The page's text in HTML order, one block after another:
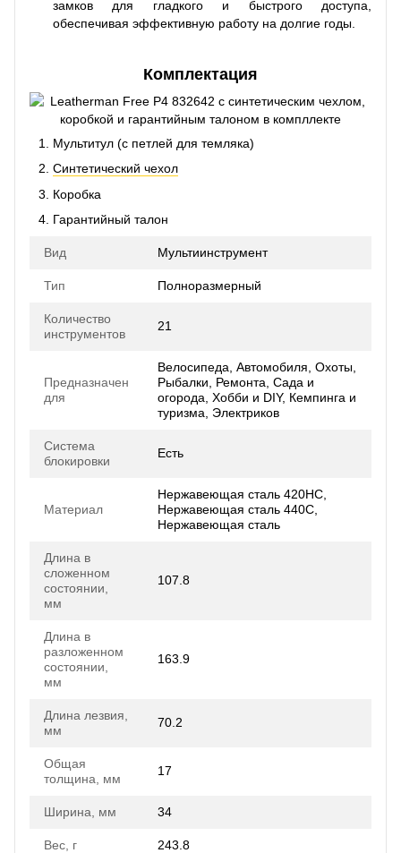
замков для гладкого и быстрого доступа,
обеспечивая эффективную работу на долгие годы.
Комплектация
Мультитул (с петлей для темляка)
Синтетический чехол
Коробка
Гарантийный талон
Вид Мультиинструмент
Тип Полноразмерный
Количество
инструментов
21
Предназначен
для
Велосипеда, Автомобиля, Охоты,
Рыбалки, Ремонта, Сада и
огорода, Хобби и DIY, Кемпинга и
туризма, Электриков
Система
блокировки
Есть
Материал
Нержавеющая сталь 420HC,
Нержавеющая сталь 440C,
Нержавеющая сталь
Длина в
сложенном
состоянии,
мм
107.8
Длина в
разложенном
состоянии,
мм
163.9
Длина лезвия,
мм
70.2
Общая
толщина, мм
17
Ширина, мм 34
Вес, г 243.8